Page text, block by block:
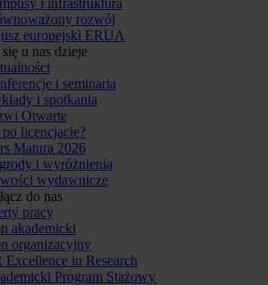
rozwój
europejski ERUA
u nas dzieje
i seminaria
i spotkania
Otwarte
po licencjacie?
Matura 2026
i wyróżnienia
wydawnicze
do nas
pracy
akademicki
organizacyjny
Excellence in Research
Program Stażowy